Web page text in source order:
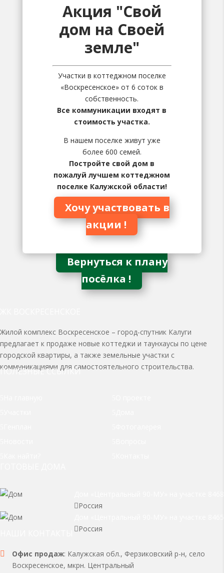
Акция "Свой
дом на Своей
земле"
Участки в коттеджном поселке
«Воскресенское» от 6 соток в
собственность.
Все коммуникации входят в
стоимость участка.
В нашем поселке живут уже
более 600 семей.
Постройте свой дом в
пожалуй лучшем коттеджном
поселке Калужской области!
Хочу участвовать в
акции !
Вернуться к плану
посёлка !
Жилой комплекс Воскресенское – город-спутник Калуги
предлагает к продаже новые коттеджи и таунхаусы по цене
городской квартиры, а также земельные участки с
коммуникациями для самостоятельного строительства.
ПОЛЕЗНЫЕ ССЫЛКИ
Россия
Россия
Офис продаж: Калужская обл., Ферзиковский р-н, село
Воскресенское, мкрн. Центральный